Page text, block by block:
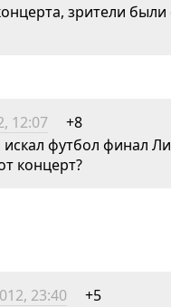
зрители
12:07
+8
футбол финал
концерт?
23:40
+5